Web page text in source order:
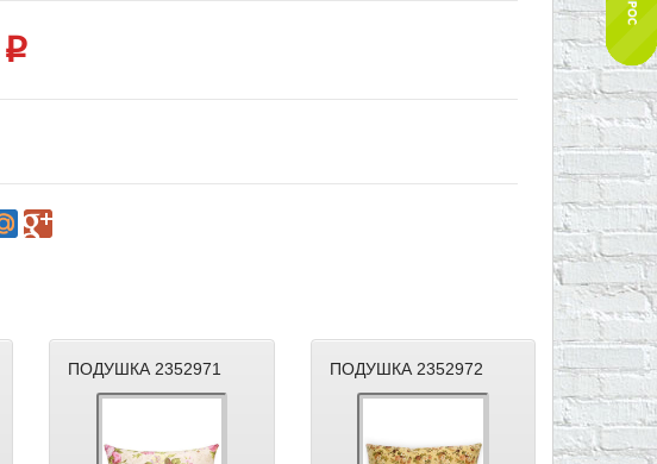
p
ПОДУШКА 2352971 ПОДУШКА 2352972